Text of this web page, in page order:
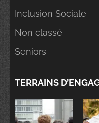
Inclusion Sociale
Non classé
Seniors
TERRAINS